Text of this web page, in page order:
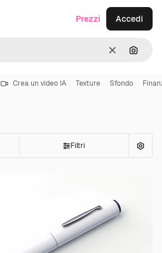
CancellaCerca
Prezzi Accedi
Crea un video IA Texture Sfondo
Filtri